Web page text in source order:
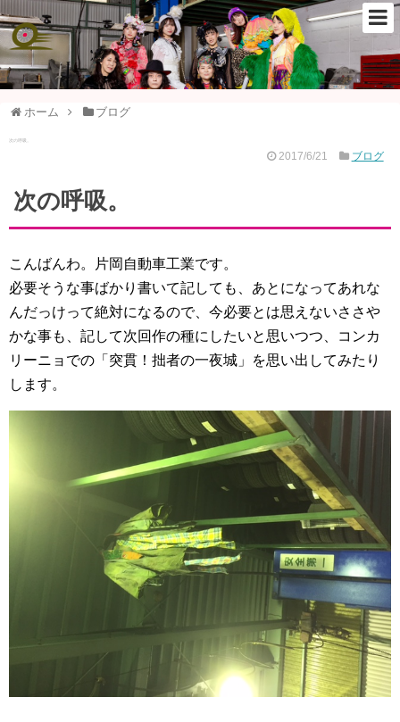
ホーム ブログ
次の呼吸。
2017/6/21 ブログ
次の呼吸。
こんばんわ。片岡自動車工業です。
必要そうな事ばかり書いて記しても、あとになってあれな
んだっけって絶対になるので、今必要とは思えないささや
かな事も、記して次回作の種にしたいと思いつつ、コンカ
リーニョでの「突貫！拙者の一夜城」を思い出してみたり
します。